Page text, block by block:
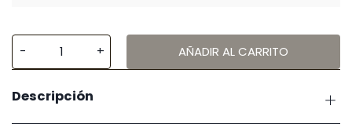
Plan
Dog
AÑADIR AL CARRITO
Descripción